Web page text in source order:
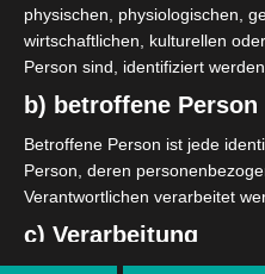
physischen, physiologischen,
wirtschaftlichen, kulturellen
Person sind, identifiziert werden
b) betroffene Person
Betroffene Person ist jede
Person, deren
Verantwortlichen verarbeitet
c) Verarbeitung